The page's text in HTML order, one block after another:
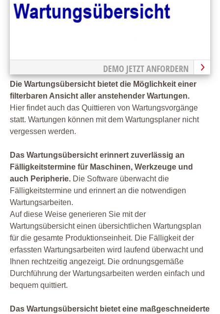
DEMO JETZT ANFORDERN
Die Wartungsübersicht bietet die Möglichkeit einer
filterbaren Ansicht aller anstehender Wartungen.
Hier findet auch das Quittieren von Wartungsvorgänge
statt. Wartungen können mit dem Wartungsplaner nicht
vergessen werden.
Das Wartungsübersicht erinnert zuverlässig an
Fälligkeitstermine für Maschinen, Werkzeuge und
auch Peripherie. Die Software überwacht die
Fälligkeitstermine und erinnert an die notwendigen
Wartungsarbeiten.
Auf diese Weise generieren Sie mit der
Wartungsübersicht einen übersichtlichen Wartungsplan
für die gesamte Produktionseinheit. Die Fälligkeit der
erfassten Wartungsarbeiten wird laufend überwacht und
Ihnen rechtzeitig angezeigt. Die ordnungsgemäße
Durchführung der Wartungsarbeiten werden einfach und
bequem quittiert.
Das Wartungsübersicht bietet eine maßgeschneiderte